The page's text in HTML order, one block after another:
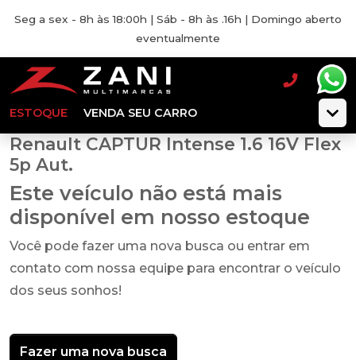
Seg a sex - 8h às 18:00h | Sáb - 8h às .16h | Domingo aberto
eventualmente
ESTOQUE VENDA SEU CARRO
Renault CAPTUR Intense 1.6 16V Flex
5p Aut.
Este veículo não está mais
disponível em nosso estoque
Você pode fazer uma nova busca ou entrar em
contato com nossa equipe para encontrar o veículo
dos seus sonhos!
Fazer uma nova busca